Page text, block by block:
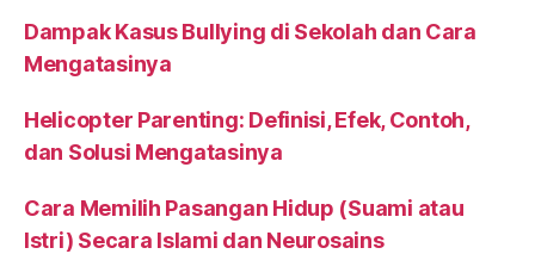
Dampak Kasus Bullying di Sekolah dan Cara
Mengatasinya
Helicopter Parenting: Definisi, Efek, Contoh,
dan Solusi Mengatasinya
Cara Memilih Pasangan Hidup (Suami atau
Istri) Secara Islami dan Neurosains